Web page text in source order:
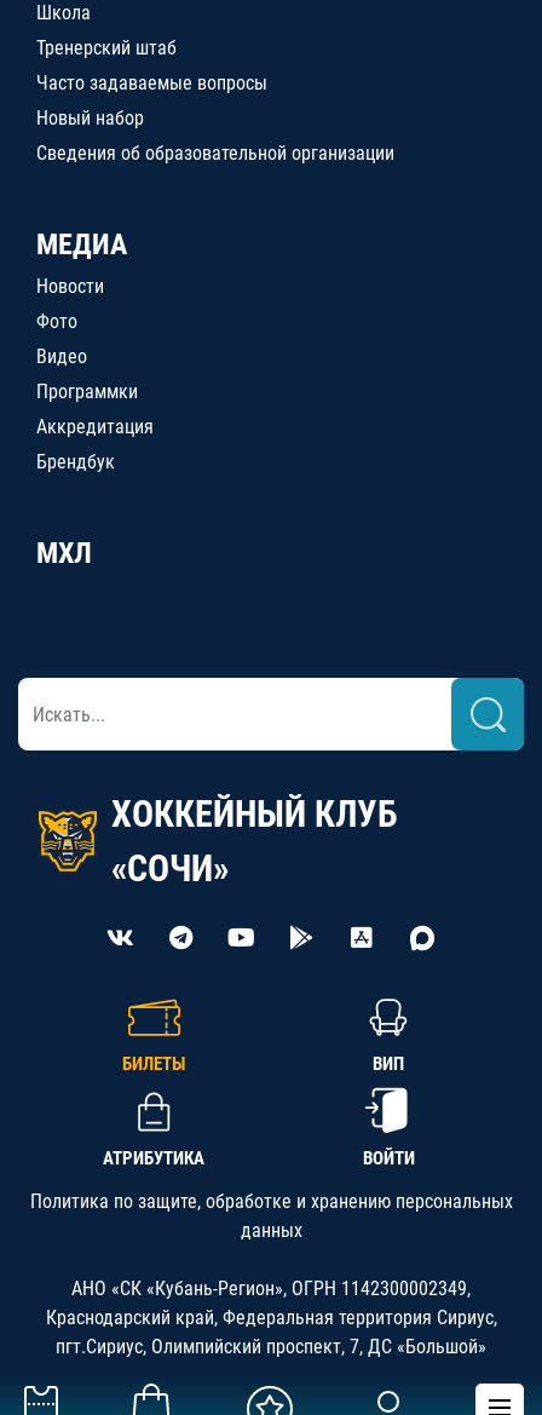
Школа
Тренерский штаб
Часто задаваемые вопросы
Новый набор
Сведения об образовательной организации
МЕДИА
Новости
Фото
Видео
Программки
Аккредитация
Брендбук
МХЛ
ХОККЕЙНЫЙ КЛУБ
«СОЧИ»
БИЛЕТЫ ВИП
АТРИБУТИКА ВОЙТИ
Политика по защите, обработке и хранению персональных
данных
АНО «СК «Кубань-Регион», ОГРН 1142300002349,
Краснодарский край, Федеральная территория Сириус,
пгт.Сириус, Олимпийский проспект, 7, ДС «Большой»